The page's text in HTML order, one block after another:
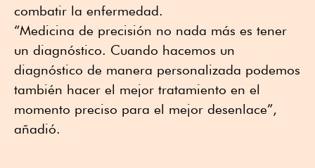
combatir la enfermedad.
“Medicina de precisión no nada más es tener
un diagnóstico. Cuando hacemos un
diagnóstico de manera personalizada podemos
también hacer el mejor tratamiento en el
momento preciso para el mejor desenlace”,
añadió.